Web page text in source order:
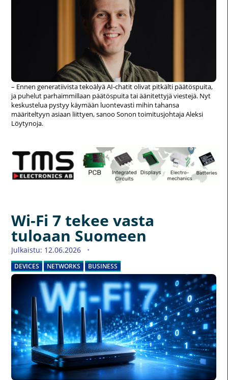
– Ennen generatiivista tekoälyä AI-chatit olivat pitkälti päätöspuita,
ja puhelut parhaimmillaan päätöspuita tai äänitettyjä viestejä. Nyt
keskustelua pystyy käymään luontevasti mihin tahansa
määriteltyyn asiaan liittyen, sanoo Sonon toimitusjohtaja Aleksi
Löytynoja.
Wi-Fi 7 tekee vasta
tuloaan Suomeen
Julkaistu: 12.06.2026
DEVICES NETWORKS BUSINESS